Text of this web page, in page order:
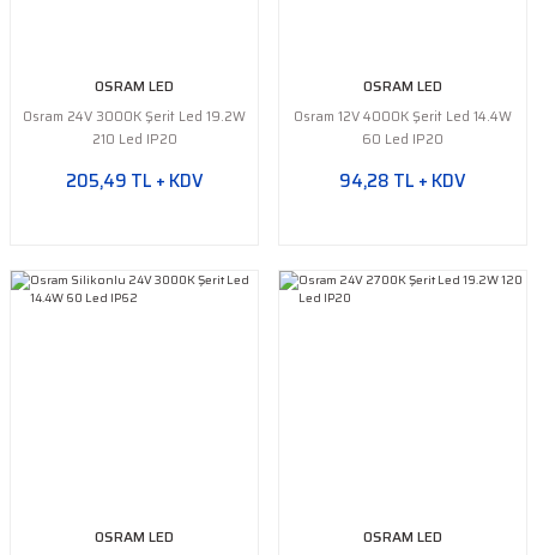
OSRAM LED
Osram 24V 3000K Şerit Led 19.2W
210 Led IP20
205,49 TL + KDV
OSRAM LED
Osram 12V 4000K Şerit Led 14.4W
60 Led IP20
94,28 TL + KDV
OSRAM LED OSRAM LED